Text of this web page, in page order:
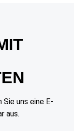
Sie uns eine E-
aus.